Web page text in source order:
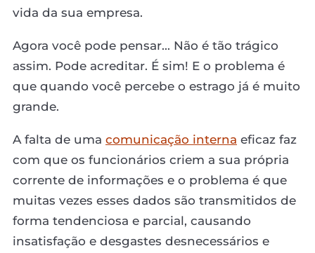
vida da sua empresa.
Agora você pode pensar... Não é tão trágico
assim. Pode acreditar. É sim! E o problema é
que quando você percebe o estrago já é muito
grande.
A falta de uma comunicação interna eficaz faz
com que os funcionários criem a sua própria
corrente de informações e o problema é que
muitas vezes esses dados são transmitidos de
forma tendenciosa e parcial, causando
insatisfação e desgastes desnecessários e